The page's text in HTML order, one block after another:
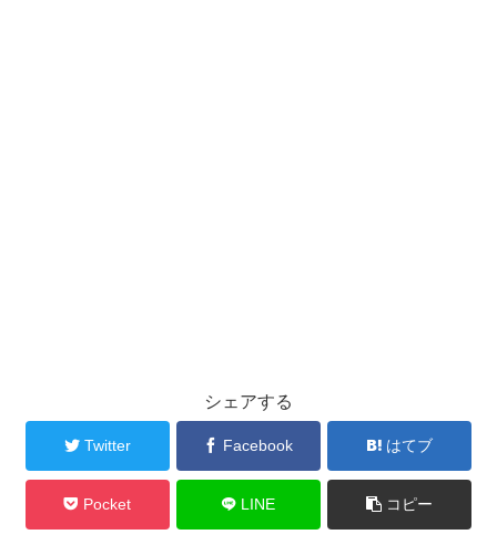
シェアする
Twitter Facebook はてブ
Pocket LINE コピー